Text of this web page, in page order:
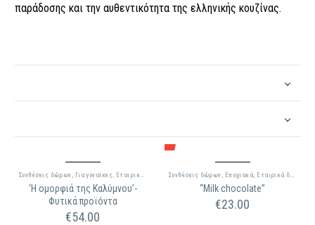
παράδοσης και την αυθεντικότητα της ελληνικής κουζίνας.
Συνθέσεις δώρων Για γυναίκες Εταιρικά δώρα
‘Η ομορφιά της Καλύμνου’-
Φυτικά προϊόντα
€54.00
Συνθέσεις δώρων Εποχιακά Εταιρικά δώρα
“Milk chocolate”
€23.00